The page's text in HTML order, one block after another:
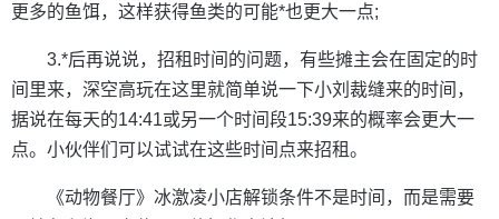
更多的鱼饵，这样获得鱼类的可能*也更大一点;
3.*后再说说，招租时间的问题，有些摊主会在固定的时
间里来，深空高玩在这里就简单说一下小刘裁缝来的时间，
据说在每天的14:41或另一个时间段15:39来的概率会更大一
点。小伙伴们可以试试在这些时间点来招租。
《动物餐厅》冰激凌小店解锁条件不是时间，而是需要